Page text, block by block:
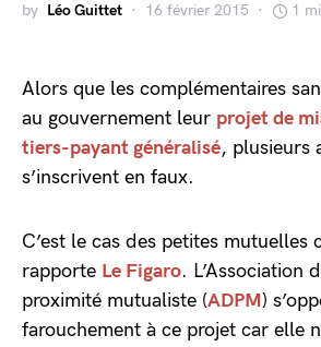
by Léo Guittet 16 février 2015 1
Alors que les complémentaires
au gouvernement leur projet de
tiers-payant généralisé, plusieurs
s’inscrivent en faux.
C’est le cas des petites mutuelles
rapporte Le Figaro. L’Association
proximité mutualiste (ADPM)
farouchement à ce projet car elle